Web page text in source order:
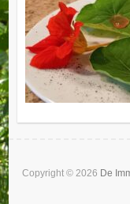
Copyright © 2026 De